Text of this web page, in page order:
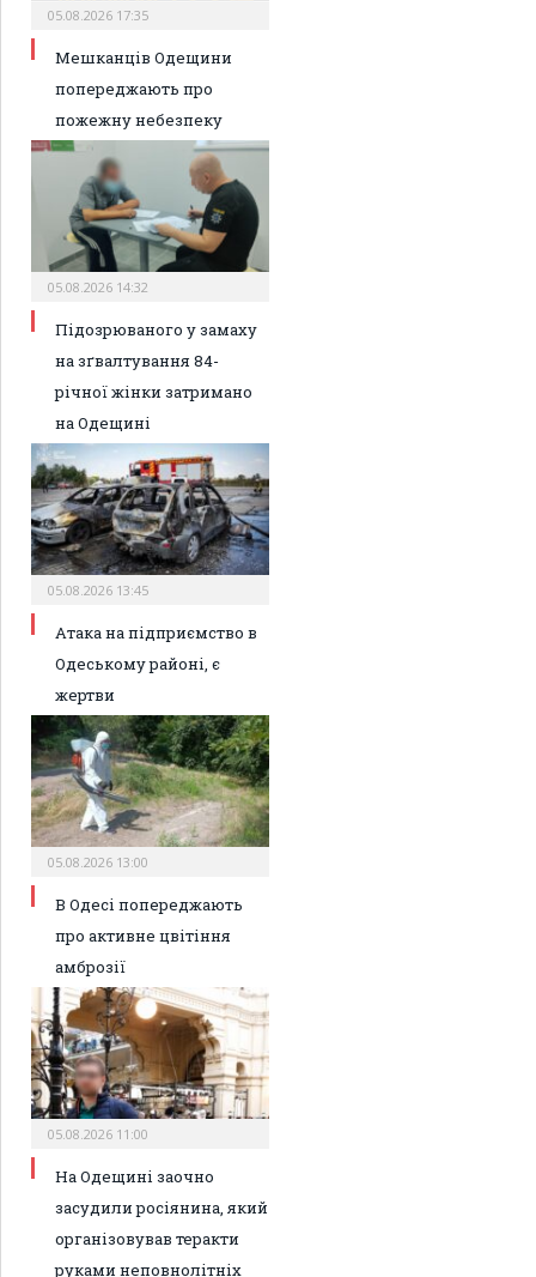
05.08.2026 17:35
Мешканців Одещини
попереджають про
пожежну небезпеку
05.08.2026 14:32
Підозрюваного у замаху
на зґвалтування 84-
річної жінки затримано
на Одещині
05.08.2026 13:45
Атака на підприємство в
Одеському районі, є
жертви
05.08.2026 13:00
В Одесі попереджають
про активне цвітіння
амброзії
05.08.2026 11:00
На Одещині заочно
засудили росіянина, який
організовував теракти
руками неповнолітніх